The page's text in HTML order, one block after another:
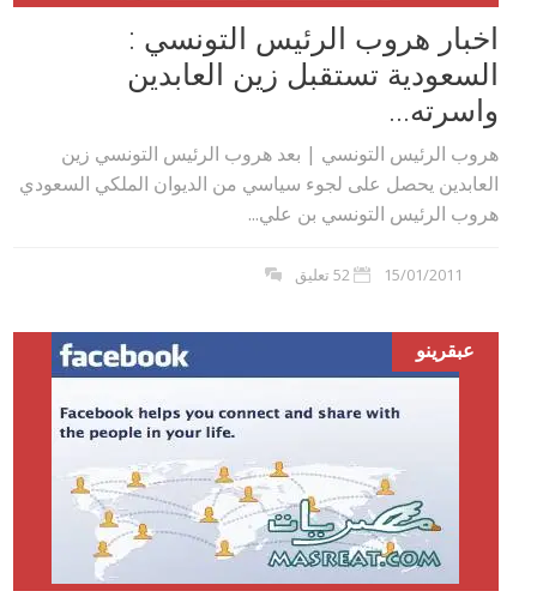
اخبار هروب الرئيس التونسي :
السعودية تستقبل زين العابدين
واسرته...
هروب الرئيس التونسي | بعد هروب الرئيس التونسي زين
العابدين يحصل على لجوء سياسي من الديوان الملكي السعودي
هروب الرئيس التونسي بن علي...
15/01/2011 52 تعليق
عبقرينو